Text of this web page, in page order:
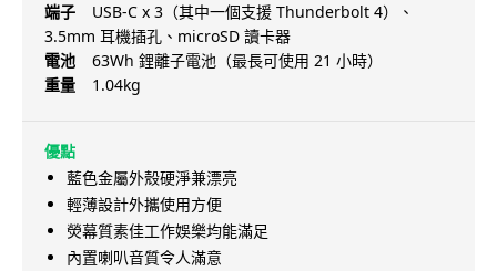
端子
USB-C x 3（其中一個支援 Thunderbolt 4）、
3.5mm 耳機插孔、microSD 讀卡器
電池
63Wh 鋰離子電池（最長可使用 21 小時）
重量
1.04kg
優點
藍色金屬外殼硬淨兼漂亮
輕薄設計外攜使用方便
熒幕質素佳工作娛樂均能滿足
內置喇叭音質令人滿意